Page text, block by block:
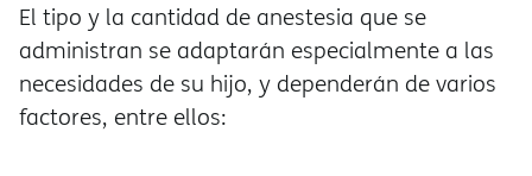
El tipo y la cantidad de anestesia que se
administran se adaptarán especialmente a las
necesidades de su hijo, y dependerán de varios
factores, entre ellos: